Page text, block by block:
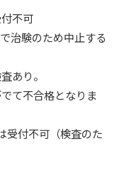
不可
治験のため中止する
あり。
て不合格となりま
受付不可（検査のた